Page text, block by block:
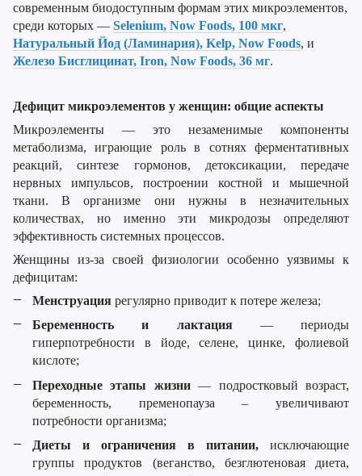
современным биодоступным формам этих микроэлементов,
среди которых — Selenium, Now Foods, 100 мкг,
Натуральный Йод (Ламинария), Kelp, Now Foods, и
Железо Бисглицинат, Iron, Now Foods, 36 мг.
Дефицит микроэлементов у женщин: общие аспекты
Микроэлементы — это незаменимые компоненты
метаболизма, играющие роль в сотнях ферментативных
реакций, синтезе гормонов, детоксикации, передаче
нервных импульсов, построении костной и мышечной
ткани. В организме они нужны в незначительных
количествах, но именно эти микродозы определяют
эффективность системных процессов.
Женщины из-за своей физиологии особенно уязвимы к
дефицитам:
Менструация регулярно приводит к потере железа;
Беременность и лактация — периоды
гиперпотребности в йоде, селене, цинке, фолиевой
кислоте;
Переходные этапы жизни— подростковый возраст,
беременность, пременопауза – увеличивают
потребности организма;
Диеты и ограничения в питании, исключающие
группы продуктов (веганство, безглютеновая диета,